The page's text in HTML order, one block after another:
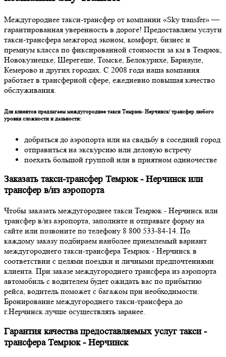
Междугороднее такси-трансфер от компании «Sky transfer» —
гарантированная уверенность в дороге! Предоставляем услуги
такси-трансфера межгород эконом, комфорт, бизнес и
премиум класса по фиксированной стоимости за км в Темрюк,
Новокузнецке, Шерегеше, Томске, Белокурихе, Барнауле,
Кемерово и других городах. С 2008 года наша компания
работает в трансферной сфере, ежедневно повышая качество
обслуживания.
Для клиентов предлагаем междугороднее такси Темрюк- Нерчинск/ трансфер любого
уровня сложности и дальности:
добраться до аэропорта или на свадьбу в соседний город
отправиться на экскурсию или деловую встречу
поехать большой группой или в приятном одиночестве
Заказать такси-трансфер Темрюк - Нерчинск или
трансфер в/из аэропорта
Чтобы заказать междугороднее такси Темрюк - Нерчинск или
трансфер в/из аэропорта, заполните и отправьте форму на
сайте или позвоните по телефону 8 800 533-84-14. По
каждому заказу подбираем наиболее приемлемый вариант
междугороднего такси-трансфера Темрюк - Нерчинск в
соответствии с целями поездки и личными предпочтениями
клиента. При заказе междугороднего трансфера из аэропорта
автомобиль с водителем будет ожидать вас по прибытию
рейса, водитель поможет с багажом при необходимости.
Бронирование междугороднего такси-трансфера до
г.Нерчинск лучше осуществлять заранее.
Гарантия качества предоставляемых услуг такси -
трансфера Темрюк - Нерчинск